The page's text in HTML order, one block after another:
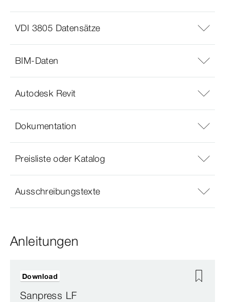
VDI 3805 Datensätze
BIM-Daten
Autodesk Revit
Dokumentation
Preisliste oder Katalog
Ausschreibungstexte
Anleitungen
Sanpress LF
Download